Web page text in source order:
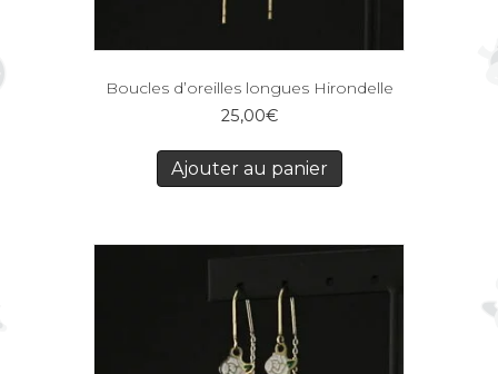
Boucles d’oreilles longues Hirondelle
25,00€
Ajouter au panier